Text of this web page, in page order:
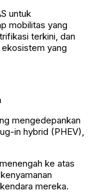
untuk
mobilitas yang
terkini, dan
yang
mengedepankan
in hybrid (PHEV),
ke atas
mereka.